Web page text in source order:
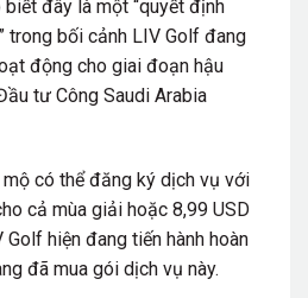
đây là một “quyết định
trong bối cảnh LIV Golf đang
động cho giai đoạn hậu
tư Công Saudi Arabia
có thể đăng ký dịch vụ với
cả mùa giải hoặc 8,99 USD
hiện đang tiến hành hoàn
đã mua gói dịch vụ này.